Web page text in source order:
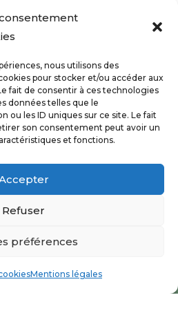
nous utilisons des
pour stocker et/ou accéder aux
fait de consentir à ces technologies
données telles que le
ou les ID uniques sur ce site. Le fait
son consentement peut avoir un
et fonctions.
Refuser
préférences
Mentions légales